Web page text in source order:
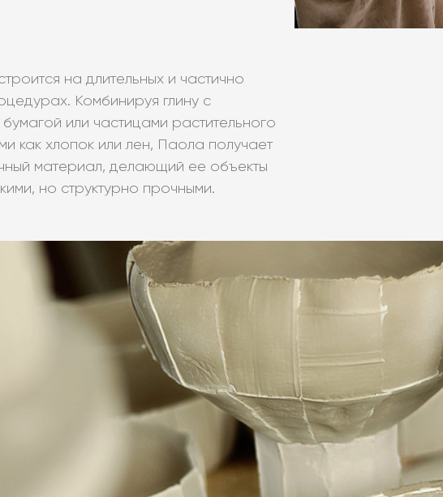
на длительных и частично
Комбинируя глину с
или частицами растительного
как хлопок или лен, Паола получает
материал, делающий ее объекты
но структурно прочными.